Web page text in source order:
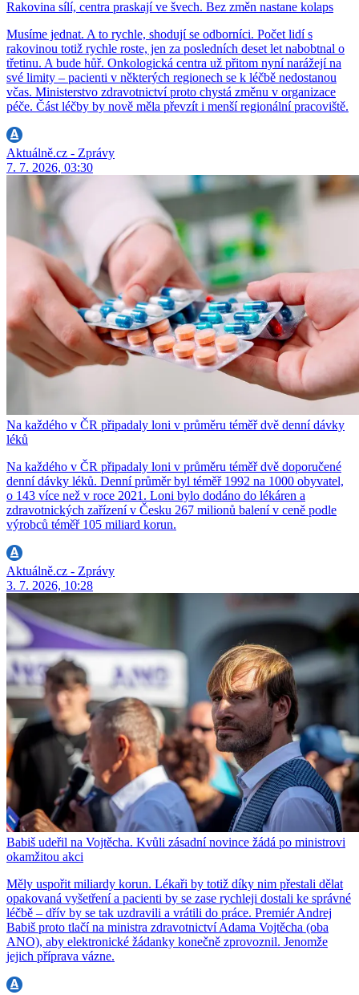
Rakovina sílí, centra praskají ve švech. Bez změn nastane kolaps
Musíme jednat. A to rychle, shodují se odborníci. Počet lidí s
rakovinou totiž rychle roste, jen za posledních deset let nabobtnal o
třetinu. A bude hůř. Onkologická centra už přitom nyní narážejí na
své limity – pacienti v některých regionech se k léčbě nedostanou
včas. Ministerstvo zdravotnictví proto chystá změnu v organizace
péče. Část léčby by nově měla převzít i menší regionální pracoviště.
Aktuálně.cz - Zprávy
7. 7. 2026, 03:30
Na každého v ČR připadaly loni v průměru téměř dvě denní dávky
léků
Na každého v ČR připadaly loni v průměru téměř dvě doporučené
denní dávky léků. Denní průměr byl téměř 1992 na 1000 obyvatel,
o 143 více než v roce 2021. Loni bylo dodáno do lékáren a
zdravotnických zařízení v Česku 267 milionů balení v ceně podle
výrobců téměř 105 miliard korun.
Aktuálně.cz - Zprávy
3. 7. 2026, 10:28
Babiš udeřil na Vojtěcha. Kvůli zásadní novince žádá po ministrovi
okamžitou akci
Měly uspořit miliardy korun. Lékaři by totiž díky nim přestali dělat
opakovaná vyšetření a pacienti by se zase rychleji dostali ke správné
léčbě – dřív by se tak uzdravili a vrátili do práce. Premiér Andrej
Babiš proto tlačí na ministra zdravotnictví Adama Vojtěcha (oba
ANO), aby elektronické žádanky konečně zprovoznil. Jenomže
jejich příprava vázne.